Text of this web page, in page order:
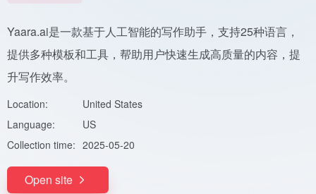
Yaara.ai是一款基于人工智能的写作助手，支持25种语言，
提供多种模板和工具，帮助用户快速生成高质量的内容，提
升写作效率。
Location:
United States
Language:
US
Collection time: 2025-05-20
Open site